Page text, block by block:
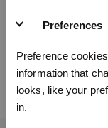
Preferences
Preference
information that
looks, like your
in.